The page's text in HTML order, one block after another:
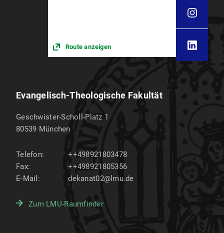
Route anzeigen
Evangelisch-Theologische Fakultät
Geschwister-Scholl-Platz 1
80539 München
Telefon:
++498921803478
Fax:
++498921805356
E-Mail:
dekanat02@lmu.de
Zum LMU-Raumfinder